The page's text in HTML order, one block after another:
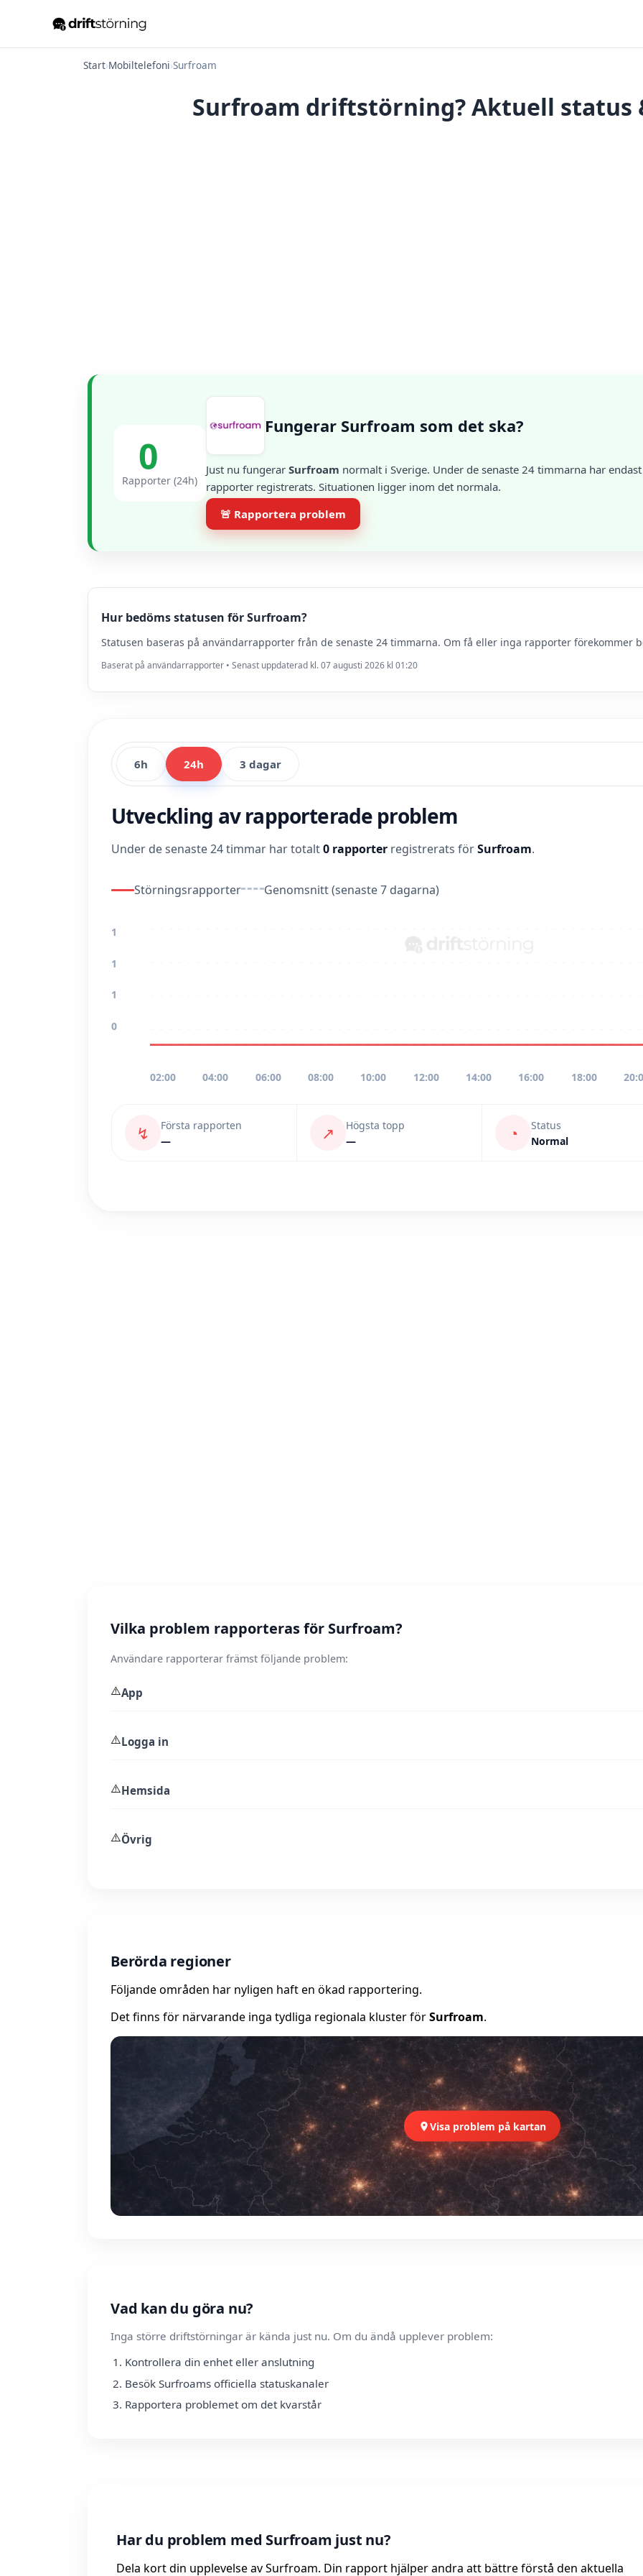
Start›Mobiltelefoni›Surfroam
Surfroam driftstörning? Aktuell status
0
Rapporter (24h)
Fungerar Surfroam som det ska?
Just nu fungerar Surfroam normalt i Sverige. Under de senaste 24 timmarna har
rapporter registrerats. Situationen ligger inom det normala.
🚨 Rapportera problem
Hur bedöms statusen för Surfroam?
Statusen baseras på användarrapporter från de senaste 24 timmarna. Om få eller inga rapporter förekommer
Baserat på användarrapporter • Senast uppdaterad kl. 07 augusti 2026 kl 01:20
6h 24h 3 dagar
Utveckling av rapporterade problem
Under de senaste 24 timmar har totalt0 rapporter registrerats förSurfroam.
Störningsrapporter Genomsnitt (senaste 7 dagarna)
1
1
1
0
02:00 04:00 06:00 08:00 10:00 12:00 14:00 16:00 18:00
↯
Första rapporten
—
↗
Högsta topp
—
◔
Status
Normal
Vilka problem rapporteras för Surfroam?
Användare rapporterar främst följande problem:
⚠️App
⚠️Logga in
⚠️Hemsida
⚠️Övrig
Berörda regioner
Följande områden har nyligen haft en ökad rapportering.
Det finns för närvarande inga tydliga regionala kluster förSurfroam.
Visa problem på kartan
Vad kan du göra nu?
Inga större driftstörningar är kända just nu. Om du ändå upplever problem:
Kontrollera din enhet eller anslutning
Besök Surfroams officiella statuskanaler
Rapportera problemet om det kvarstår
Har du problem med Surfroam just nu?
Dela kort din upplevelse av Surfroam. Din rapport hjälper andra att bättre förstå den aktuella